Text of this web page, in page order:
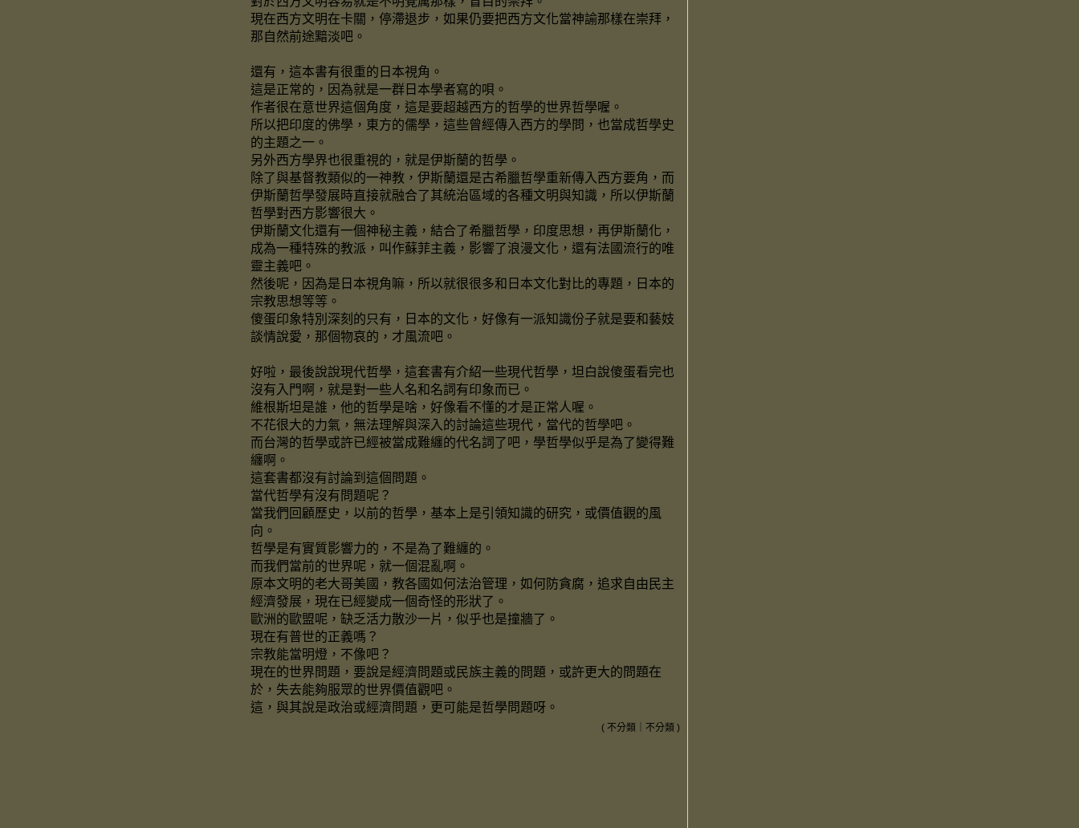
現在西方文明在卡關，停滯退步，如果仍要把西方文化當神諭那樣在崇拜，
那自然前途黯淡吧。
還有，這本書有很重的日本視角。
這是正常的，因為就是一群日本學者寫的唄。
作者很在意世界這個角度，這是要超越西方的哲學的世界哲學喔。
所以把印度的佛學，東方的儒學，這些曾經傳入西方的學問，也當成哲學史
的主題之一。
另外西方學界也很重視的，就是伊斯蘭的哲學。
除了與基督教類似的一神教，伊斯蘭還是古希臘哲學重新傳入西方要角，而
伊斯蘭哲學發展時直接就融合了其統治區域的各種文明與知識，所以伊斯蘭
哲學對西方影響很大。
伊斯蘭文化還有一個神秘主義，結合了希臘哲學，印度思想，再伊斯蘭化，
成為一種特殊的教派，叫作蘇菲主義，影響了浪漫文化，還有法國流行的唯
靈主義吧。
然後呢，因為是日本視角嘛，所以就很很多和日本文化對比的專題，日本的
宗教思想等等。
傻蛋印象特別深刻的只有，日本的文化，好像有一派知識份子就是要和藝妓
談情說愛，那個物哀的，才風流吧。
好啦，最後說說現代哲學，這套書有介紹一些現代哲學，坦白說傻蛋看完也
沒有入門啊，就是對一些人名和名詞有印象而已。
維根斯坦是誰，他的哲學是啥，好像看不懂的才是正常人喔。
不花很大的力氣，無法理解與深入的討論這些現代，當代的哲學吧。
而台灣的哲學或許已經被當成難纏的代名詞了吧，學哲學似乎是為了變得難
纏啊。
這套書都沒有討論到這個問題。
當代哲學有沒有問題呢？
當我們回顧歷史，以前的哲學，基本上是引領知識的研究，或價值觀的風
向。
哲學是有實質影響力的，不是為了難纏的。
而我們當前的世界呢，就一個混亂啊。
原本文明的老大哥美國，教各國如何法治管理，如何防貪腐，追求自由民主
經濟發展，現在已經變成一個奇怪的形狀了。
歐洲的歐盟呢，缺乏活力散沙一片，似乎也是撞牆了。
現在有普世的正義嗎？
宗教能當明燈，不像吧？
現在的世界問題，要說是經濟問題或民族主義的問題，或許更大的問題在
於，失去能夠服眾的世界價值觀吧。
這，與其說是政治或經濟問題，更可能是哲學問題呀。
( 不分類 不分類 )